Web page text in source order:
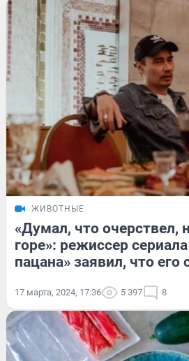
ЖИВОТНЫЕ
«Думал, что очерствел,
горе»: режиссер
пацана» заявил, что его
17 марта, 2024, 17:36 5 397 8